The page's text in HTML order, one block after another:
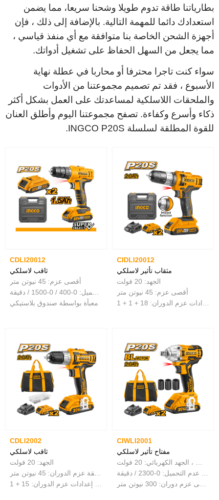
بطارياتنا طاقة تدوم طويلا وشحنا سريعا، مما يضمن
استعدادك دائما للمهمة التالية. بالإضافة إلى ذلك ، فإن
أجهزة الشحن الخاصة بنا متوافقة مع أي منفذ قياسي ،
مما يجعل من السهل الحفاظ على تشغيل أدواتك.
سواء كنت تاجرا محترفا أو محاربا في عطلة نهاية
الأسبوع ، فقد تم تصميم مجموعتنا من الأدوات
والملحقات اللاسلكية لمساعدتك على العمل بشكل أكثر
ذكاء وأسرع وكفاءة. تصفح مجموعتنا اليوم وأطلق العنان
للقوة المطلقة لسلسلة INGCO P20S.
CDLI20012
ثاقب لاسلكي
أقصى عزم: 45 نيوتن متر
معبأة بواسطة صندوق بلاستيكي
CIDLI20012
مثقاب تأثير لاسلكي
الجهد: 20 فولت
أقصى عزم: 45 نيوتن متر
CDLI2002
ثاقب لاسلكي
الجهد: 20 فولت
CIWLI2001
مفتاح تأثير لاسلكي